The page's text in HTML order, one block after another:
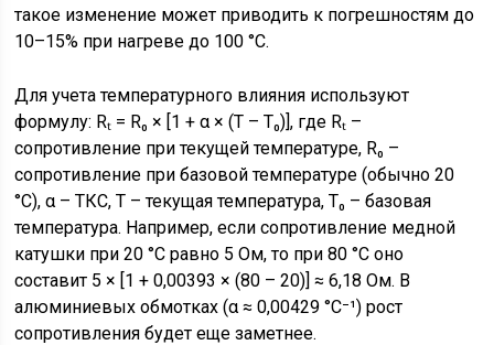
такое изменение может приводить к погрешностям до
10–15% при нагреве до 100 °C.
Для учета температурного влияния используют
формулу: Rₜ = R₀ × [1 + α × (T – T₀)], где Rₜ –
сопротивление при текущей температуре, R₀ –
сопротивление при базовой температуре (обычно 20
°C), α – ТКС, T – текущая температура, T₀ – базовая
температура. Например, если сопротивление медной
катушки при 20 °C равно 5 Ом, то при 80 °C оно
составит 5 × [1 + 0,00393 × (80 – 20)] ≈ 6,18 Ом. В
алюминиевых обмотках (α ≈ 0,00429 °C⁻¹) рост
сопротивления будет еще заметнее.